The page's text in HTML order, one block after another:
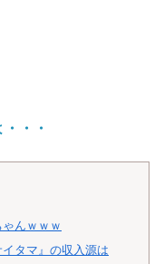
・・
んｗｗｗ
タマ』の収入源は